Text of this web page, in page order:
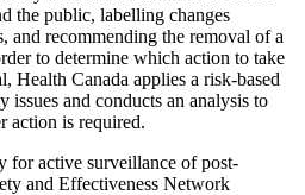
the public, labelling changes
recommending the removal of a
to determine which action to take
Health Canada applies a risk-based
issues and conducts an analysis to
action is required.
for active surveillance of post-
and Effectiveness Network